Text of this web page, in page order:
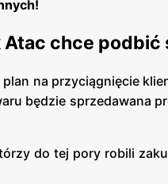
chce podbić
plan na przyciągnięcie
będzie sprzedawana
do tej pory robili